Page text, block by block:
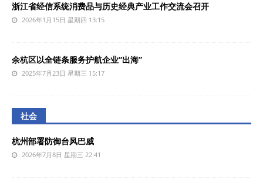
浙江省经信系统消费品与历史经典产业工作交流会召开
2026年1月15日 星期四 13:15
余杭区以全链条服务护航企业“出海”
2025年7月23日 星期三 15:17
社会
杭州部署防御台风巴威
2026年7月8日 星期三 22:41